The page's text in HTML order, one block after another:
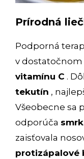
Prírodná
Podporná
v
vitamínu C .
tekutín ,
Všeobecne sa
odporúča
zaisťovala
protizápalové